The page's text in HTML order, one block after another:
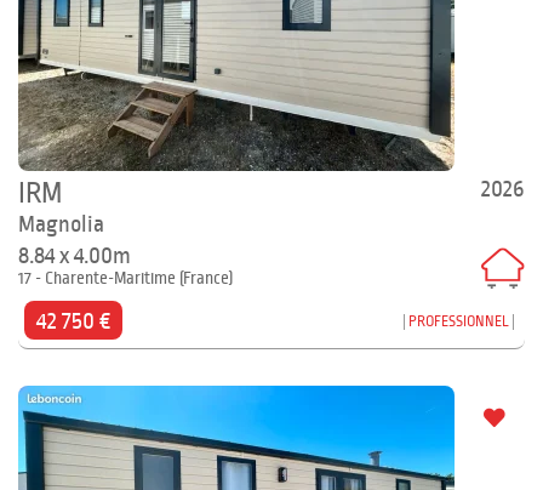
2026
IRM
Magnolia
8.84 x 4.00m
17 - Charente-Maritime (France)
42 750 € PROFESSIONNEL